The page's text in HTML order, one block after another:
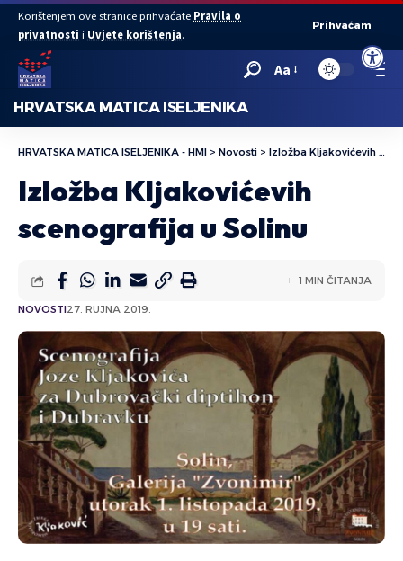
Open
Korištenjem ove stranice prihvaćate Pravila o
privatnosti i Uvjete korištenja.
Prihvaćam
Aa
HRVATSKA MATICA ISELJENIKA
HRVATSKA MATICA ISELJENIKA - HMI > Novosti > Izložba Kljakovićevih scenografija u Solinu
Izložba Kljakovićevih
scenografija u Solinu
NOVOSTI27. RUJNA 2019.
1 MIN ČITANJA